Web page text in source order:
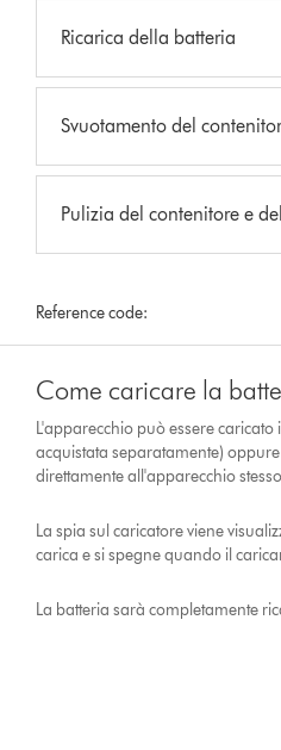
Ricarica della batteria
Svuotamento del
Pulizia del contenitore e
Reference code:
Come caricare la
L'apparecchio può essere
acquistata separatamente)
direttamente all'apparecchio
La spia sul caricatore viene
carica e si spegne quando il
La batteria sarà completamente